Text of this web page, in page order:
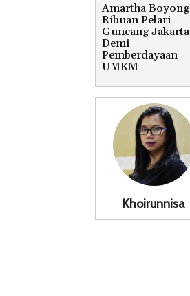
Amartha Boyong
Ribuan Pelari
Guncang Jakarta
Demi
Pemberdayaan
UMKM
Khoirunnisa